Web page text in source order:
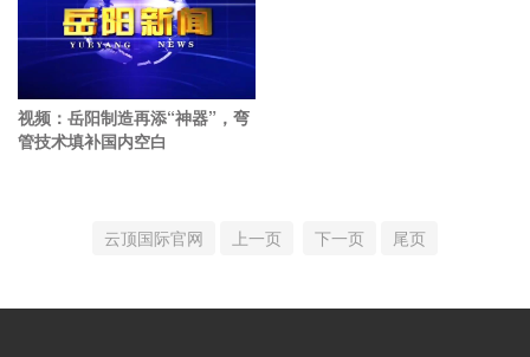
视频：岳阳制造再添“神器”，弯
管技术填补国内空白
云顶国际官网 上一页 下一页 尾页